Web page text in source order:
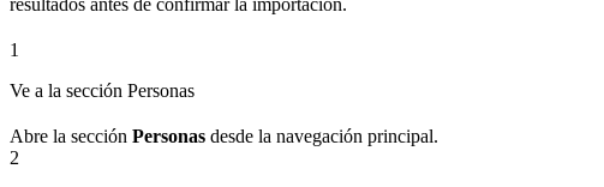
resultados antes de confirmar la importación.
1
Ve a la sección Personas
Abre la sección Personas desde la navegación principal.
2